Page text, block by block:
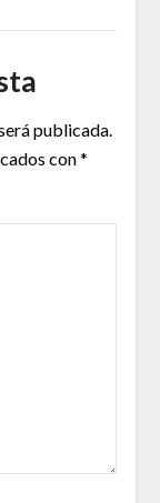
publicada.
con*